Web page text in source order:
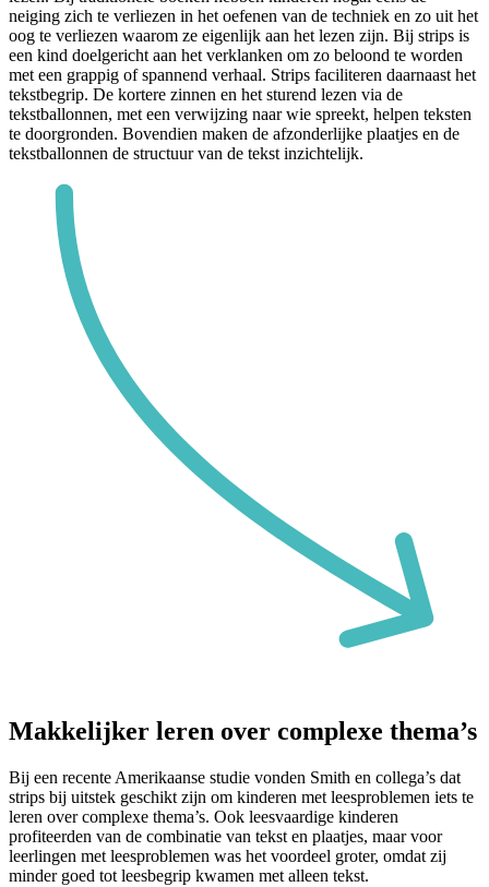
neiging zich te verliezen in het oefenen van de techniek en zo uit het
oog te verliezen waarom ze eigenlijk aan het lezen zijn. Bij strips is
een kind doelgericht aan het verklanken om zo beloond te worden
met een grappig of spannend verhaal. Strips faciliteren daarnaast het
tekstbegrip. De kortere zinnen en het sturend lezen via de
tekstballonnen, met een verwijzing naar wie spreekt, helpen teksten
te doorgronden. Bovendien maken de afzonderlijke plaatjes en de
tekstballonnen de structuur van de tekst inzichtelijk.
Makkelijker leren over complexe thema’s
Bij een recente Amerikaanse studie vonden Smith en collega’s dat
strips bij uitstek geschikt zijn om kinderen met leesproblemen iets te
leren over complexe thema’s. Ook leesvaardige kinderen
profiteerden van de combinatie van tekst en plaatjes, maar voor
leerlingen met leesproblemen was het voordeel groter, omdat zij
minder goed tot leesbegrip kwamen met alleen tekst.